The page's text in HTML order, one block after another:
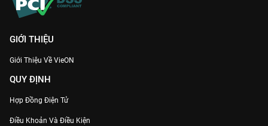
GIỚI THIỆU
Giới Thiệu Về VieON
QUY ĐỊNH
Hợp Đồng Điện Tử
Điều Khoản Và Điều Kiện